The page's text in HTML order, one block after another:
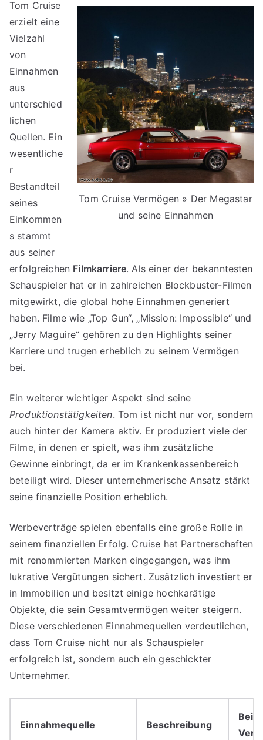
Tom Cruise Vermögen » Der Megastar
und seine Einnahmen
Tom Cruise
erzielt eine
Vielzahl
von
Einnahmen
aus
unterschied
lichen
Quellen. Ein
wesentliche
r
Bestandteil
seines
Einkommen
s stammt
aus seiner
erfolgreichen Filmkarriere. Als einer der bekanntesten
Schauspieler hat er in zahlreichen Blockbuster-Filmen
mitgewirkt, die global hohe Einnahmen generiert
haben. Filme wie „Top Gun“, „Mission: Impossible“ und
„Jerry Maguire“ gehören zu den Highlights seiner
Karriere und trugen erheblich zu seinem Vermögen
bei.
Ein weiterer wichtiger Aspekt sind seine
Produktionstätigkeiten. Tom ist nicht nur vor, sondern
auch hinter der Kamera aktiv. Er produziert viele der
Filme, in denen er spielt, was ihm zusätzliche
Gewinne einbringt, da er im Krankenkassenbereich
beteiligt wird. Dieser unternehmerische Ansatz stärkt
seine finanzielle Position erheblich.
Werbeverträge spielen ebenfalls eine große Rolle in
seinem finanziellen Erfolg. Cruise hat Partnerschaften
mit renommierten Marken eingegangen, was ihm
lukrative Vergütungen sichert. Zusätzlich investiert er
in Immobilien und besitzt einige hochkarätige
Objekte, die sein Gesamtvermögen weiter steigern.
Diese verschiedenen Einnahmequellen verdeutlichen,
dass Tom Cruise nicht nur als Schauspieler
erfolgreich ist, sondern auch ein geschickter
Unternehmer.
Einnahmequelle Beschreibung